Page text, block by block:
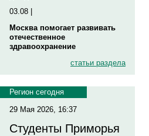
03.08 |
Москва помогает развивать
отечественное
здравоохранение
статьи раздела
Регион сегодня
29 Мая 2026, 16:37
Студенты Приморья